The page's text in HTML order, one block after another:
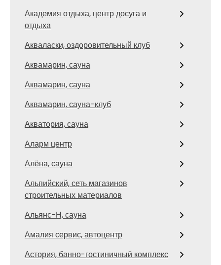
Академия отдыха, центр досуга и
отдыха
Акваласки, оздоровительный клуб
Аквамарин, сауна
Аквамарин, сауна
Аквамарин, сауна-клуб
Акватория, сауна
Аларм центр
Алёна, сауна
Альпийский, сеть магазинов
строительных материалов
Альянс-Н, сауна
Амалия сервис, автоцентр
Астория, банно-гостиничный комплекс